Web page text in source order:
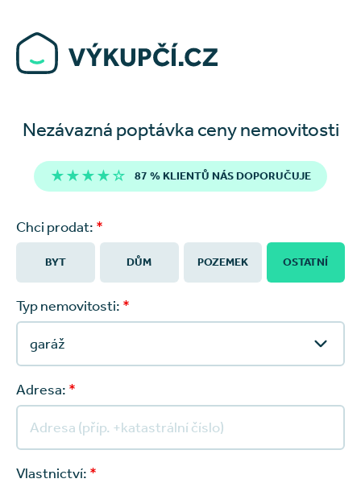
Nezávazná poptávka ceny nemovitosti
★★★★☆ 87 % KLIENTŮ NÁS DOPORUČUJE
Chci prodat: *
BYT DŮM POZEMEK OSTATNÍ
Typ nemovitosti: *
Adresa: *
Vlastnictví: *